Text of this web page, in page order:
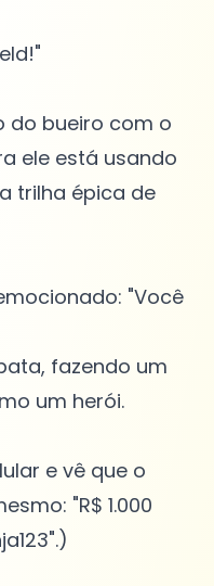
do bueiro com o
ele está usando
trilha épica de
"Você
fazendo um
um herói.
e vê que o
"R$ 1.000